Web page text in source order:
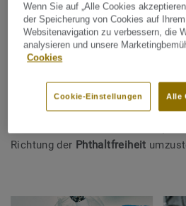
ein Inhaltsstoff, der Materialien
dass sie zu Produkten wie
werden können. Während die
unumstritten ist, wird bei anderen
gesundheitsschädliche Wirkung
nicht zweifelsfrei bewiesen wurde
weiterhin legal auf dem Markt
Richtung der Phthaltfreiheit
Wenn Sie auf „Alle Cookies
der Speicherung von Cookies auf
Websitenavigation zu verbessern, die
analysieren und unsere
Cookies
Alle
Cookie-Einstellungen